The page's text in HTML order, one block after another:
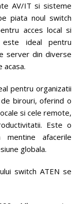
AV/IT si sisteme
piata noul switch
acces local si
este ideal pentru
server din diverse
acasa.
pentru organizatii
birouri, oferind o
si cele remote,
Este o
afacerile
globala.
switch ATEN se